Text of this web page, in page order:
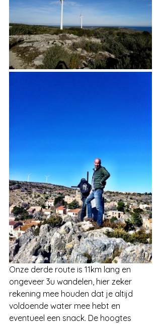
Onze derde route is 11km lang en
ongeveer 3u wandelen, hier zeker
rekening mee houden dat je altijd
voldoende water mee hebt en
eventueel een snack. De hoogtes